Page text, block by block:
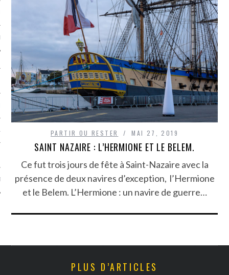
MONROZIER
ARCACHONPARTIR OU RESTER MAI 27, 2019
SAINT NAZAIRE : L’HERMIONE ET LE BELEM.
Ce fut trois jours de fête à Saint-Nazaire avec la
présence de deux navires d’exception, l’Hermione
et le Belem. L’Hermione : un navire de guerre…
PLUS D’ARTICLES